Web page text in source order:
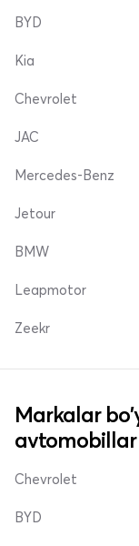
BYD
Kia
Chevrolet
JAC
Mercedes-Benz
Jetour
BMW
Leapmotor
Zeekr
Markalar
avtomobillar
Chevrolet
BYD